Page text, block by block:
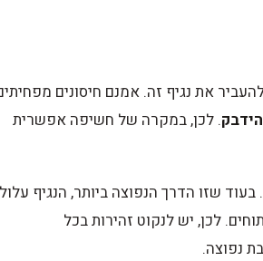
את נגיף זה. אמנם חיסונים
. לכן, במקרה של חשיפה אפשרית
שזו הדרך הנפוצה ביותר, הנגיף עלול
לכן, יש לנקוט זהירות בכל
נפוצה.